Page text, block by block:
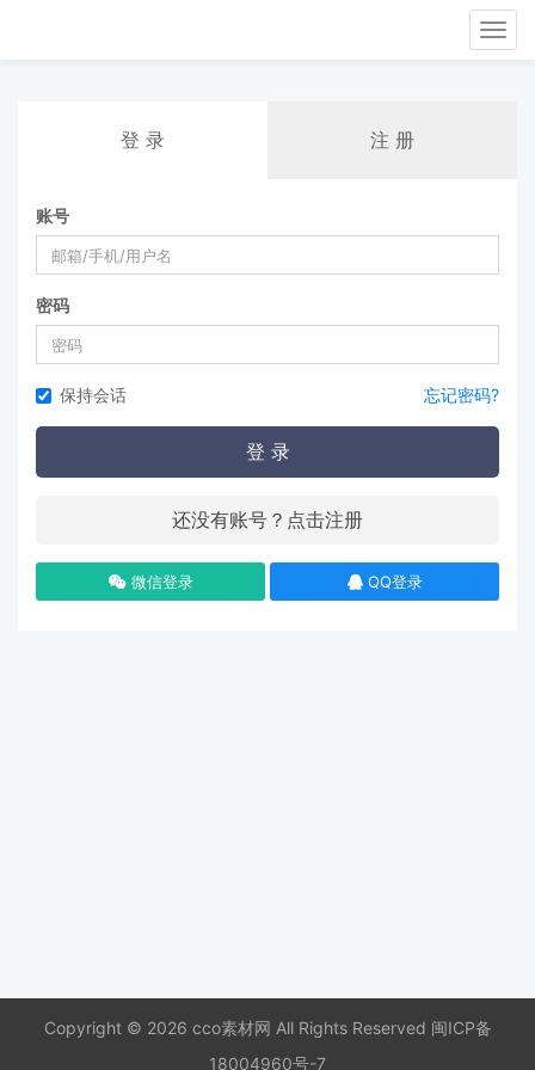
登 录 注 册
账号
密码
保持会话 忘记密码?
登 录
还没有账号？点击注册
微信登录 QQ登录
Copyright © 2026 cco素材网 All Rights Reserved 闽ICP备
18004960号-7